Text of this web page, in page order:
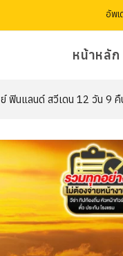
อัพ
หน้าหลัก
ฟินแลนด์ สวีเดน 12 วัน 9 คื